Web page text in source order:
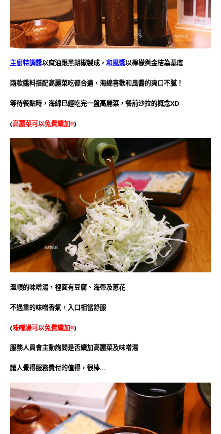
主廚特調醬以麻油跟黑胡椒製成， 和風醬以檸檬與金桔為基底
兩款醬料搭配高麗菜吃都合適，海綿喜歡和風醬的爽口不膩！
等待餐點時，海綿已經吃完一盤高麗菜，餐前沙拉的概念XD
(高麗菜可以免費續加!!)
溫順的味噌湯，裡面有豆腐、海帶及蔥花
不過重的味噌香氣，入口相當舒服
(味噌湯可以免費續加!!)
服務人員會主動詢問是否續加高麗菜及味噌湯
讓人覺得服務費付的值得，很棒…